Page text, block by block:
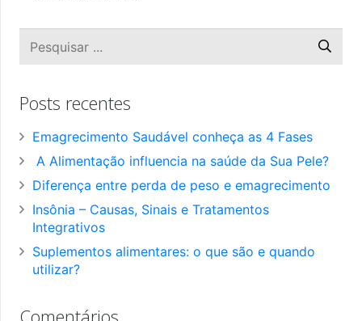
Posts recentes
Emagrecimento Saudável conheça as 4 Fases
A Alimentação influencia na saúde da Sua Pele?
Diferença entre perda de peso e emagrecimento
Insônia – Causas, Sinais e Tratamentos
Integrativos
Suplementos alimentares: o que são e quando
utilizar?
Comentários